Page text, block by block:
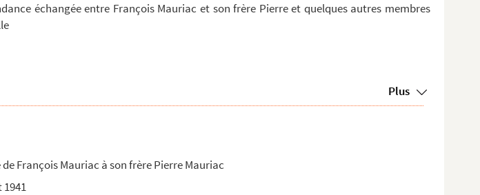
échangée entre François Mauriac et son frère Pierre et quelques autres membres
Plus
François Mauriac à son frère Pierre Mauriac
1941